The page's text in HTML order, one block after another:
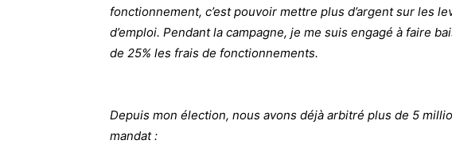
fonctionnement, c’est pouvoir mettre plus d’argent sur les
d’emploi. Pendant la campagne, je me suis engagé à faire
de 25% les frais de fonctionnements.
Depuis mon élection, nous avons déjà arbitré plus de 5
mandat :